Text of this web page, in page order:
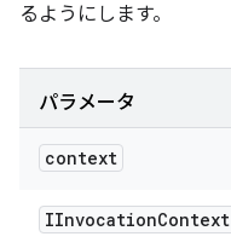
るようにします。
パラメータ
context
IInvocationContext